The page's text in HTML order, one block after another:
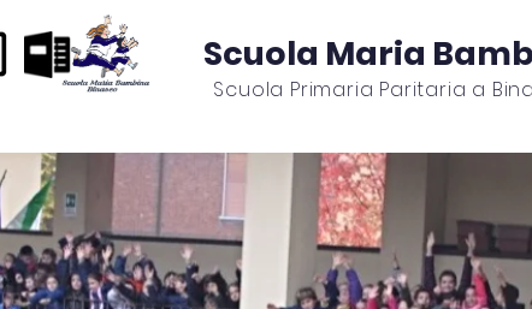
Scuola Maria
Scuola Primaria Paritaria a